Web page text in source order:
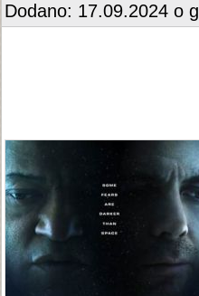
Dodano: 17.09.2024 o